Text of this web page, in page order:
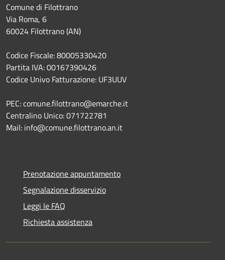
Comune di Filottrano
Via Roma, 6
60024 Filottrano (AN)
Codice Fiscale: 80005330420
Partita IVA: 00167390426
Codice Univo Fatturazione: UF3UUV
PEC: comune.filottrano@emarche.it
Centralino Unico: 071722781
Mail: info@comune.filottrano.an.it
Prenotazione appuntamento
Segnalazione disservizio
Leggi le FAQ
Richiesta assistenza